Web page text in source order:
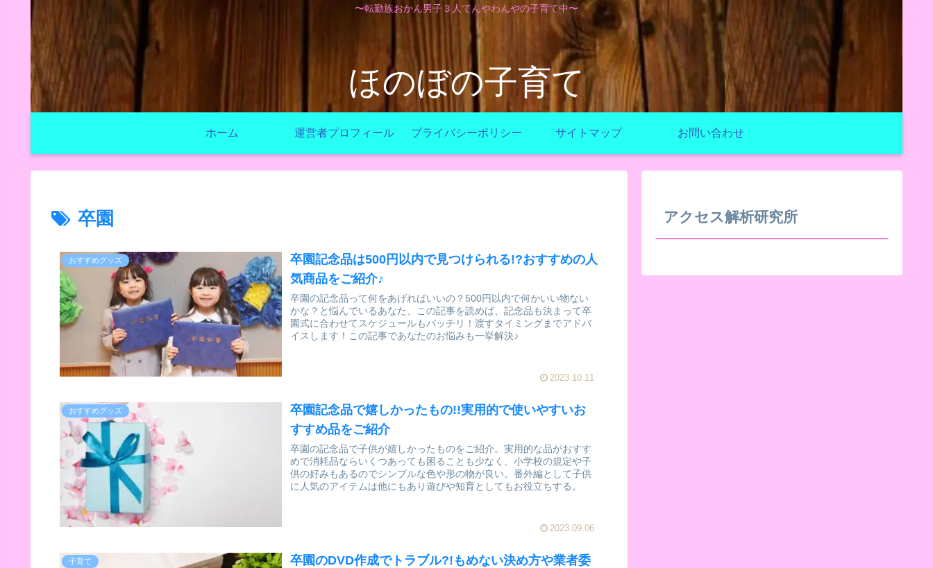
〜転勤族おかん男子３人てんやわんやの子育て中〜
ほのぼの子育て
ホーム 運営者プロフィール プライバシーポリシー サイトマップ お問い合わせ
卒園
おすすめグッズ
卒園記念品は500円以内で見つけられる!?おすすめの人
気商品をご紹介♪
卒園の記念品って何をあげればいいの？500円以内で何かいい物ない
かな？と悩んでいるあなた、この記事を読めば、記念品も決まって卒
園式に合わせてスケジュールもバッチリ！渡すタイミングまでアドバ
イスします！この記事であなたのお悩みも一挙解決♪
2023.10.11
おすすめグッズ
卒園記念品で嬉しかったもの!!実用的で使いやすいお
すすめ品をご紹介
卒園の記念品で子供が嬉しかったものをご紹介。実用的な品がおすす
めで消耗品ならいくつあっても困ることも少なく、小学校の規定や子
供の好みもあるのでシンプルな色や形の物が良い。番外編として子供
に人気のアイテムは他にもあり遊びや知育としてもお役立ちする。
2023.09.06
子育て
卒園のDVD作成でトラブル?!もめない決め方や業者委
アクセス解析研究所